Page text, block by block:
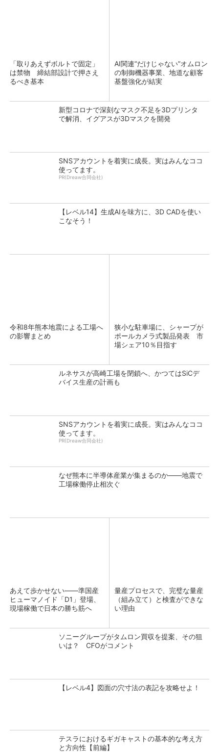
「取りあえずボルトで固定」
は禁物 締結部設計で押さえ
るべき基本
AI関連“だけじゃない”オムロン
の制御機器事業、地道な顧客
基盤強化が結実
新型コロナで深刻なマスク不足を3Dプリンタ
で解消、イグアスが3Dマスクを開発
SNSアカウントを着実に成長。実はみんなココ
使ってます。
PR(Dreaw合同会社)
【レベル14】生成AIを味方に、3D CADを使い
こなそう！
令和8年熊本地震による工場へ
の影響まとめ
狭小な駐車場に、シャープが
ポールカメラ式製品発表 市
場シェア10％目指す
ルネサスが高崎工場を閉鎖へ、かつてはSiCデ
バイス生産の計画も
SNSアカウントを着実に成長。実はみんなココ
使ってます。
PR(Dreaw合同会社)
なぜ熊本に半導体産業が集まるのか――地震で
工場稼働停止相次ぐ
あえて歩かせない――準国産
ヒューマノイド「D1」登場、
現場稼働で日本の勝ち筋へ
量産プロセスで、完璧な量産
（組み立て）と検査ができな
い理由
ソニーグループがタムロン買収を提案、その狙
いは？ CFOがコメント
【レベル4】図面の穴寸法の表記を攻略せよ！
テスラにおけるギガキャストの基本的な考え方
と方向性【前編】